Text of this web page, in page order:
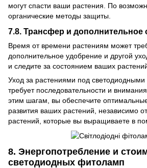
могут спасти ваши растения. По
органические методы защиты.
7.8. Трансфер и дополнительное
Время от времени растениям может
дополнительное удобрение и другой
и следите за состоянием ваших
Уход за растениями под
требует последовательности и
этим шагам, вы обеспечите
развития ваших растений, независимо
растений, которые вы выращиваете в
8. Энергопотребление и
светодиодных фитоламп